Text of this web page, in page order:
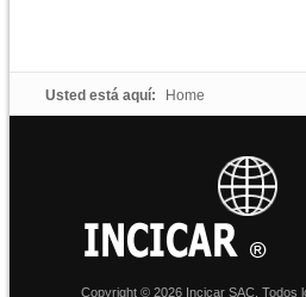
Usted está aquí: Home
Copyright © 2026 Incicar SAC.